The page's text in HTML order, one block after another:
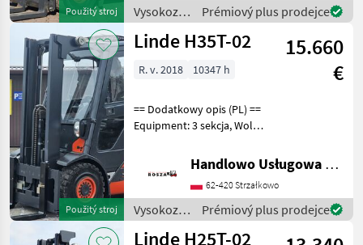
Použitý stroj
stožiara: T
Vysokozdvižné
vozíky a
skladová
Linde
Prémiový plus prodejce
Použitý stroj
Linde H35T-02
15.660
€
R. v. 2018 10347 h
== Dodatkowy opis (PL) ==
Equipment: 3 sekcja, Wolny
Additional info: Stan:
Bardzo dobry, Możliwość
stožiara: Tr
Handlowo Usługowa Alanex Alan Roszak
62-420 Strzałkowo
Vysokozdvižné
vozíky a
skladová
Prémiový plus prodejce
Linde H25T-02